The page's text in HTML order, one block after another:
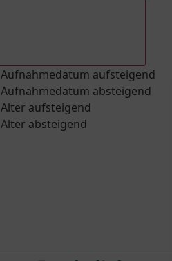
Aufnahmedatum aufsteigend
Aufnahmedatum absteigend
Alter aufsteigend
Alter absteigend